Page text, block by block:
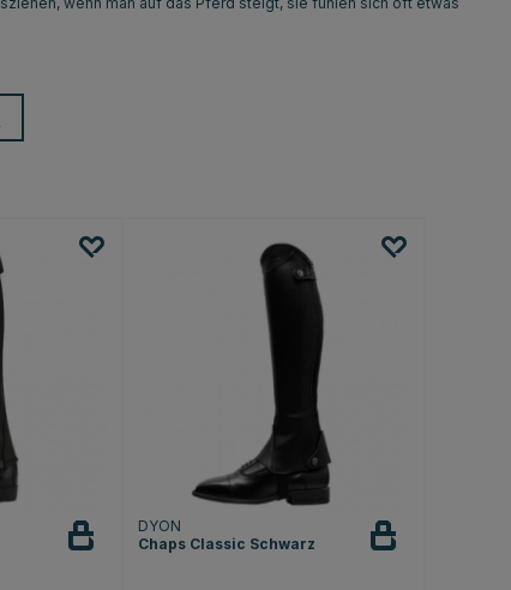
DYON
Chaps Classic Schwarz